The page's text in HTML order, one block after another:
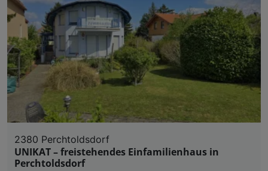
2380 Perchtoldsdorf
UNIKAT – freistehendes Einfamilienhaus in
Perchtoldsdorf